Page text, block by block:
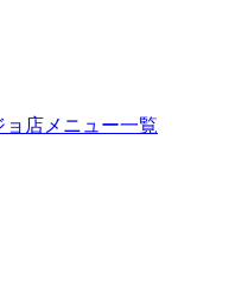
店メニュー一覧